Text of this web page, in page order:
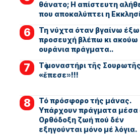
θάνατο; Η απίστευτη
που αποκαλύπτει η
Τη νύχτα όταν βγαίνω έξω
προσευχή βλέπω κι ακούω
ουράνια πράγματα..
Τὸ μοναστήρι τῆς Σουρωτῆς
«ἔπεσε»!!!
Τό πρόσφορο τής μάνας.
Υπάρχουν πράγματα μέσα
Ορθόδοξη ζωή πού δέν
εξηγούνται μόνο μέ λόγια.